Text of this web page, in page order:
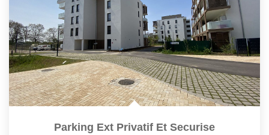
CONTACT
Nos Agences
ESPACE CLIENT
Parking Ext Privatif Et Securise